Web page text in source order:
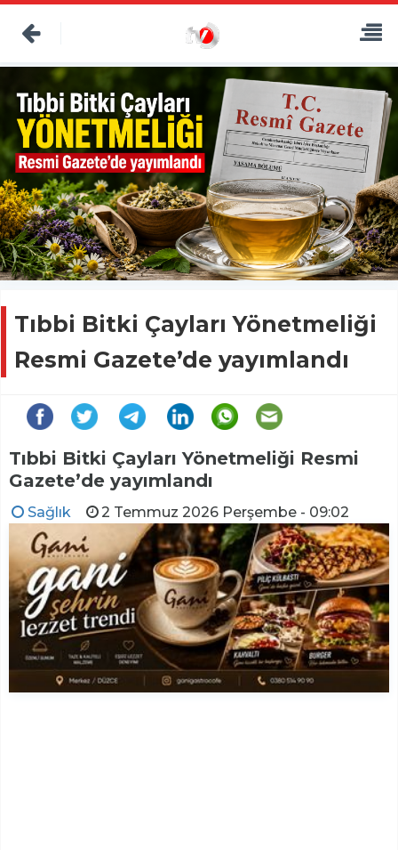
Tıbbi Bitki Çayları Yönetmeliği
Resmi Gazete’de yayımlandı
Tıbbi Bitki Çayları Yönetmeliği Resmi
Gazete’de yayımlandı
Sağlık 2 Temmuz 2026 Perşembe - 09:02